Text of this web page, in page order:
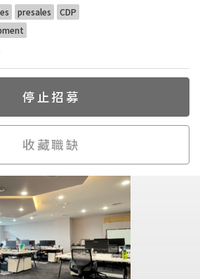
presales
CDP
停止招募
收藏職缺